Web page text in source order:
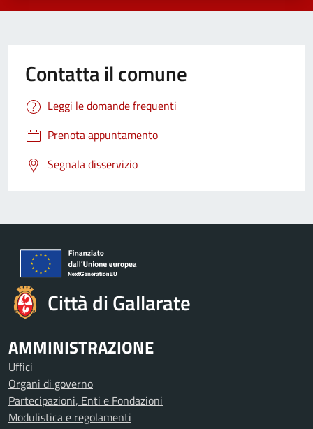
Contatta il comune
Leggi le domande frequenti
Prenota appuntamento
Segnala disservizio
Città di Gallarate
AMMINISTRAZIONE
Uffici
Organi di governo
Partecipazioni, Enti e Fondazioni
Modulistica e regolamenti